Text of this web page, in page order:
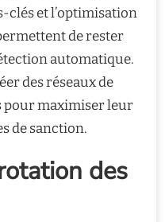
et l’optimisation
de rester
automatique.
des réseaux de
pour maximiser leur
de sanction.
des